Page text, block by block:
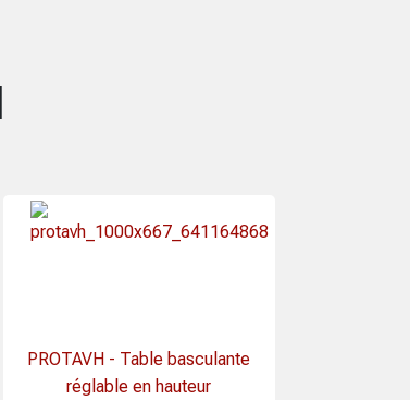
PROTAVH - Table basculante
réglable en hauteur